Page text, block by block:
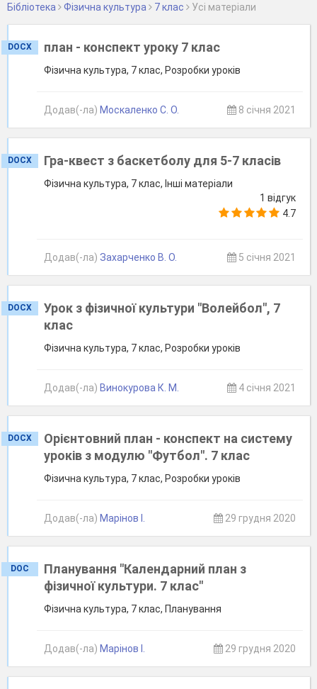
Бібліотека Фізична культура 7 клас Уcі матеріали
DOCX план - конспект уроку 7 клас
Фізична культура, 7 клас, Розробки уроків
Додав(-ла) Москаленко С. О. 8 січня 2021
DOCX Гра-квест з баскетболу для 5-7 класів
Фізична культура, 7 клас, Інші матеріали
1 відгук
4.7
Додав(-ла) Захарченко В. О. 5 січня 2021
DOCX
Урок з фізичної культури "Волейбол", 7
клас
Фізична культура, 7 клас, Розробки уроків
Додав(-ла) Винокурова К. М. 4 січня 2021
DOCX
Орієнтовний план - конспект на систему
уроків з модулю "Футбол". 7 клас
Фізична культура, 7 клас, Розробки уроків
Додав(-ла) Марінов І. 29 грудня 2020
DOC
Планування "Календарний план з
фізичної культури. 7 клас"
Фізична культура, 7 клас, Планування
Додав(-ла) Марінов І. 29 грудня 2020